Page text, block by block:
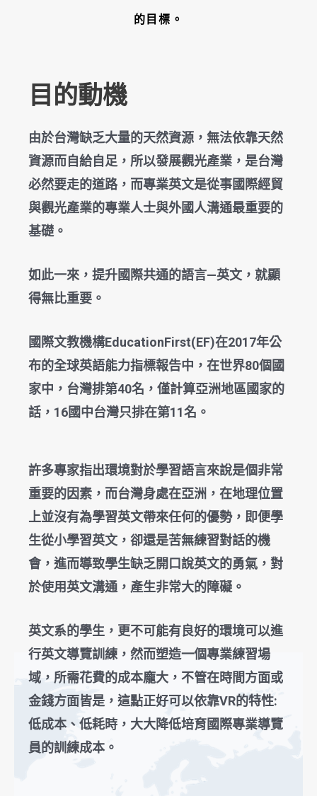
的目標。
目的動機
由於台灣缺乏大量的天然資源，無法依靠天然
資源而自給自足，所以發展觀光產業，是台灣
必然要走的道路，而專業英文是從事國際經貿
與觀光產業的專業人士與外國人溝通最重要的
基礎。
如此一來，提升國際共通的語言—英文，就顯
得無比重要。
國際文教機構EducationFirst(EF)在2017年公
布的全球英語能力指標報告中，在世界80個國
家中，台灣排第40名，僅計算亞洲地區國家的
話，16國中台灣只排在第11名。
許多專家指出環境對於學習語言來說是個非常
重要的因素，而台灣身處在亞洲，在地理位置
上並沒有為學習英文帶來任何的優勢，即便學
生從小學習英文，卻還是苦無練習對話的機
會，進而導致學生缺乏開口說英文的勇氣，對
於使用英文溝通，產生非常大的障礙。
英文系的學生，更不可能有良好的環境可以進
行英文導覽訓練，然而塑造一個專業練習場
域，所需花費的成本龐大，不管在時間方面或
金錢方面皆是，這點正好可以依靠VR的特性:
低成本、低耗時，大大降低培育國際專業導覽
員的訓練成本。